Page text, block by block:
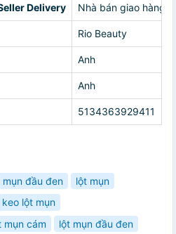
Delivery Nhà bán giao hàng
Rio Beauty
Anh
Anh
5134363929411
mụn đầu đen
lột mụn
keo lột mụn
mụn cám
lột mụn đầu đen